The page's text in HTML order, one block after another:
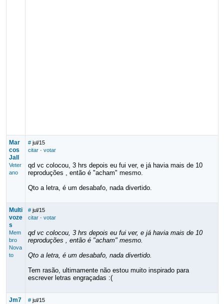
Mar
cos
Jall
Veter
ano
# jul/15
citar· votar
qd vc colocou, 3 hrs depois eu fui ver, e já havia mais de 10
reproduções , então é "acham" mesmo.
Qto a letra, é um desabafo, nada divertido.
Multi
voze
s
Mem
bro
Nova
to
# jul/15
citar· votar
qd vc colocou, 3 hrs depois eu fui ver, e já havia mais de 10
reproduções , então é "acham" mesmo.
Qto a letra, é um desabafo, nada divertido.
Tem rasão, ultimamente não estou muito inspirado para
escrever letras engraçadas :(
Jm7 # jul/15